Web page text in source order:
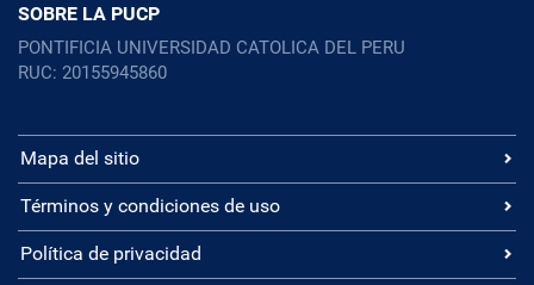
SOBRE LA PUCP
PONTIFICIA UNIVERSIDAD CATOLICA DEL PERU
RUC: 20155945860
Mapa del sitio
Términos y condiciones de uso
Política de privacidad